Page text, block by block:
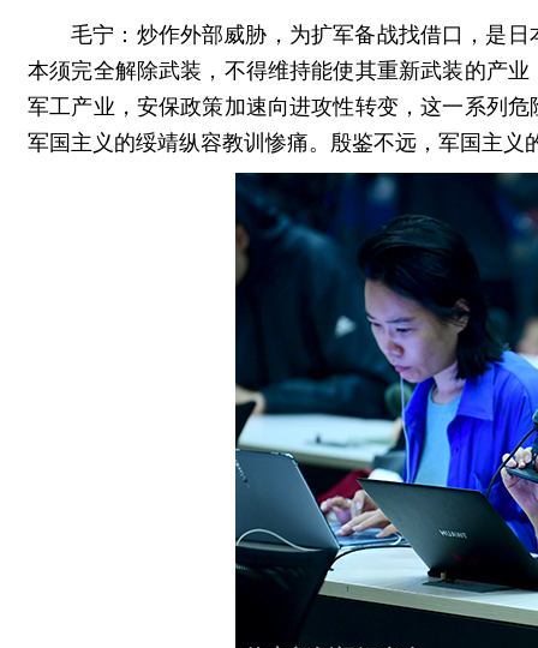
毛宁：炒作外部威胁，为扩军备战找借口，是
本须完全解除武装，不得维持能使其重新武装的产
军工产业，安保政策加速向进攻性转变，这一系列
军国主义的绥靖纵容教训惨痛。殷鉴不远，军国主